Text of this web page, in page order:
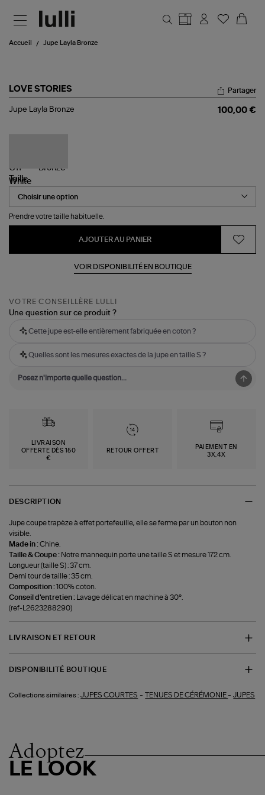
Accueil Jupe Layla Bronze
LOVE STORIES
Jupe
Partager
Jupe Layla Bronze 100,00 €
Taille
Prendre votre taille habituelle.
AJOUTER AU PANIER
VOIR DISPONIBILITÉ EN BOUTIQUE
VOTRE CONSEILLÈRE LULLI
Une question sur ce produit ?
Cette jupe est-elle entièrement fabriquée en coton ?
Quelles sont les mesures exactes de la jupe en taille S ?
LIVRAISON
OFFERTE DÈS 150
€
RETOUR OFFERT
PAIEMENT EN
3X,4X
DESCRIPTION
Jupe coupe trapèze à effet portefeuille, elle se ferme par un bouton non
visible.
Made in :Chine.
Taille & Coupe : Notre mannequin porte une taille S et mesure 172 cm.
Longueur (taille S) : 37 cm.
Demi tour de taille : 35 cm.
Composition :100% coton.
Conseil d'entretien : Lavage délicat en machine à 30°.
(ref-L2623288290)
LIVRAISON ET RETOUR
DISPONIBILITÉ BOUTIQUE
Collections similaires : JUPES COURTES -TENUES DE CÉRÉMONIE -JUPES
Adoptez
LE LOOK